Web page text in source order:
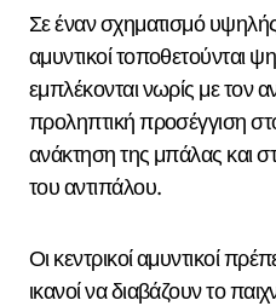
Σε έναν σχηματισμό υψηλής
αμυντικοί τοποθετούνται
εμπλέκονται νωρίς με τον
προληπτική προσέγγιση
ανάκτηση της μπάλας και
του αντιπάλου.
Οι κεντρικοί αμυντικοί
ικανοί να διαβάζουν το